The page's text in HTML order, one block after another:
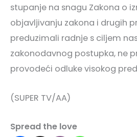
stupanje na snagu Zakona o
objavljivanju zakona i drugih
preduzimali radnje s ciljem
zakonodavnog postupka, ne
provodeći odluke visokog
(SUPER TV/AA)
Spread the love